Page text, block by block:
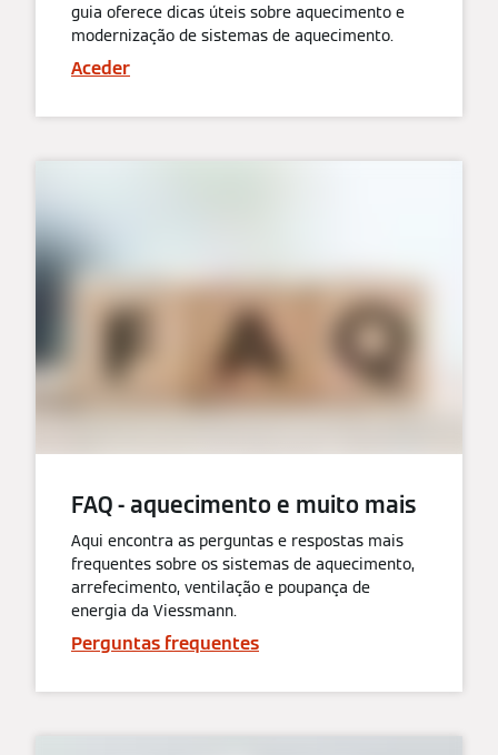
guia oferece dicas úteis sobre aquecimento e
modernização de sistemas de aquecimento.
Aceder
FAQ - aquecimento e muito mais
Aqui encontra as perguntas e respostas mais
frequentes sobre os sistemas de aquecimento,
arrefecimento, ventilação e poupança de
energia da Viessmann.
Perguntas frequentes